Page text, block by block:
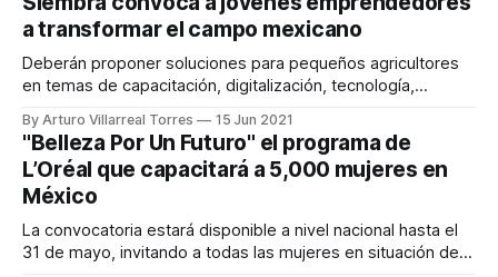
a transformar el campo mexicano
Deberán proponer soluciones para pequeños agricultores
en temas de capacitación, digitalización, tecnología,
sustentabilidad. Las inscripciones estarán abiertas hasta el
31 de julio.
By Arturo Villarreal Torres 15 Jun 2021
"Belleza Por Un Futuro" el programa de
L’Oréal que capacitará a 5,000 mujeres en
México
La convocatoria estará disponible a nivel nacional hasta el
31 de mayo, invitando a todas las mujeres en situación de